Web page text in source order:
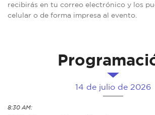
recibirás en tu correo electrónico y los
celular o de forma impresa al evento.
14 de julio de 2026
8:30 AM: